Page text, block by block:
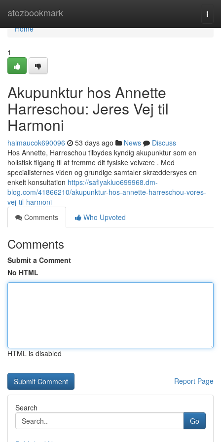
atozbookmark
Home
Home
1
Akupunktur hos Annette
Harreschou: Jeres Vej til
Harmoni
haimaucok690096 53 days ago News
Discuss
Hos Annette, Harreschou tilbydes kyndig akupunktur som en
holistisk tilgang til at fremme dit fysiske velvære . Med
specialisternes viden og grundige samtaler skræddersyes en
enkelt konsultation https://safiyakluo699968.dm-
blog.com/41866210/akupunktur-hos-annette-harreschou-vores-
vej-til-harmoni
Comments
Who Upvoted
Comments
Submit a Comment
No HTML
HTML is disabled
Report Page
Search
Go